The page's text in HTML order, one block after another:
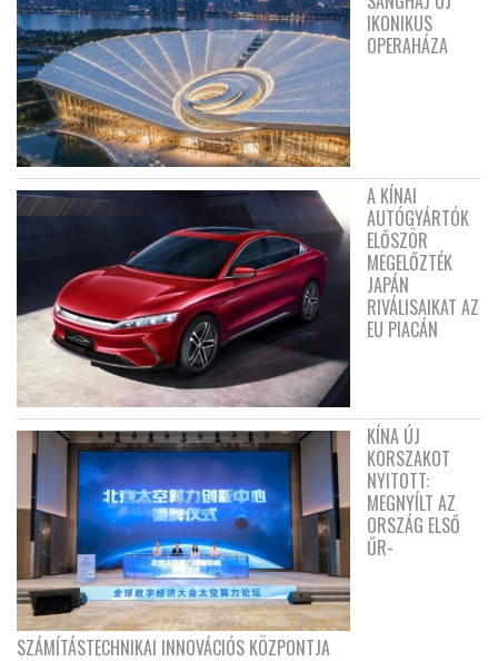
IKONIKUS
OPERAHÁZA
A KÍNAI
AUTÓGYÁRTÓK
ELŐSZÖR
MEGELŐZTÉK
JAPÁN
RIVÁLISAIKAT AZ
EU PIACÁN
KÍNA ÚJ
KORSZAKOT
NYITOTT:
MEGNYÍLT AZ
ORSZÁG ELSŐ
ŰR-
SZÁMÍTÁSTECHNIKAI INNOVÁCIÓS KÖZPONTJA